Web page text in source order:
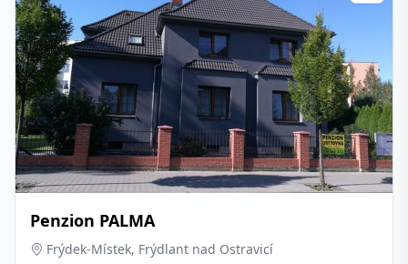
Penzion PALMA
Frýdek-Místek, Frýdlant nad Ostravicí